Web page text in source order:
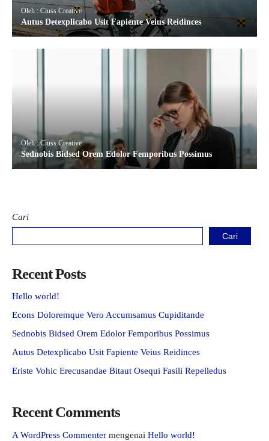
Oleh : Ciuss Creative
Autus Detexplicabo Usit Fapiente Veius Reidinces
Oleh : Ciuss Creative
Sednobis Bidsed Orem Edolor Femporibus Possimus
Cari
Cari
Recent Posts
Hello world!
Econs Doloremque Vero Accumsamus Cupiditande
Sednobis Bidsed Orem Edolor Femporibus Possimus
Autus Detexplicabo Usit Fapiente Veius Reidinces
Eriste Vohic Erecusandae Bitaut Osequi Fasili Repelledus
Recent Comments
A WordPress Commenter mengenai Hello world!